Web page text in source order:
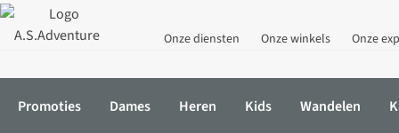
Onze diensten Onze winkels Onze
Promoties Dames Heren Kids Wandelen